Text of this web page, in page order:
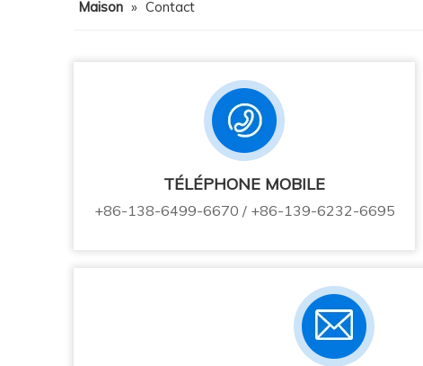
Maison » Contact
TÉLÉPHONE MOBILE
+86-138-6499-6670 / +86-139-6232-6695